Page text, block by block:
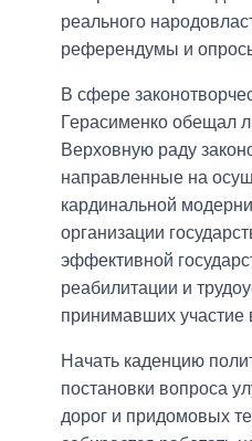
реального
референдумы и
В сфере
Герасименко обещал
Верховную раду
направленные на
кардинальной
организации
эффективной
реабилитации и
принимавших участие
Начать каденцию
постановки вопроса
дорог и придомовых